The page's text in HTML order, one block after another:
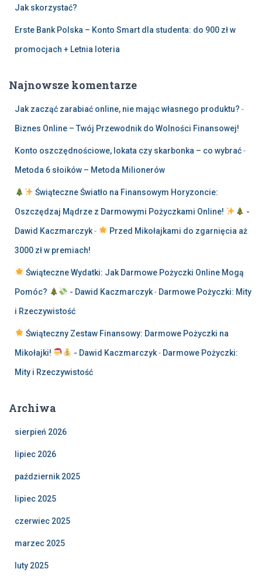
Jak skorzystać?
Erste Bank Polska – Konto Smart dla studenta: do 900 zł w
promocjach + Letnia loteria
Najnowsze komentarze
Jak zacząć zarabiać online, nie mając własnego produktu? -
Biznes Online – Twój Przewodnik do Wolności Finansowej!
Konto oszczędnościowe, lokata czy skarbonka – co wybrać-
Metoda 6 słoików – Metoda Milionerów
Świąteczne Światło na Finansowym Horyzoncie:
Oszczędzaj Mądrze z Darmowymi Pożyczkami Online! -
Dawid Kaczmarczyk- Przed Mikołajkami do zgarnięcia aż
3000 zł w premiach!
Świąteczne Wydatki: Jak Darmowe Pożyczki Online Mogą
Pomóc? - Dawid Kaczmarczyk- Darmowe Pożyczki: Mity
i Rzeczywistość
Świąteczny Zestaw Finansowy: Darmowe Pożyczki na
Mikołajki! - Dawid Kaczmarczyk- Darmowe Pożyczki:
Mity i Rzeczywistość
Archiwa
sierpień 2026
lipiec 2026
październik 2025
lipiec 2025
czerwiec 2025
marzec 2025
luty 2025